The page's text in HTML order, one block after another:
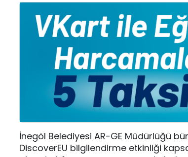
İnegöl Belediyesi AR-GE Müdürlüğü
DiscoverEU bilgilendirme etkinliği